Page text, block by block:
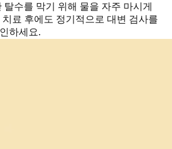
탈수를 막기 위해 물을 자주 마시게
치료 후에도 정기적으로 대변 검사를
하세요.